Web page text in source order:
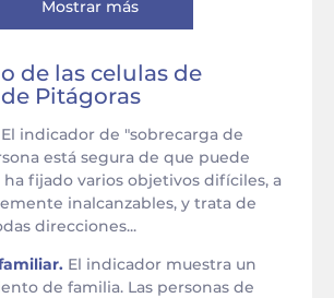
Mostrar más
de las celulas de
Pitágoras
El indicador de "sobrecarga de
está segura de que puede
ha fijado varios objetivos difíciles, a
inalcanzables, y trata de
direcciones...
El indicador muestra un
de familia. Las personas de